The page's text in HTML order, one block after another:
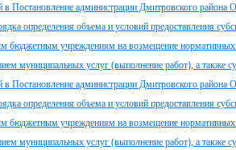
в Постановление администрации Дмитровского района
определения объема и условий предоставления
бюджетным учреждениям на возмещение нормативных
муниципальных услуг (выполнение работ), а также
в Постановление администрации Дмитровского района
определения объема и условий предоставления
бюджетным учреждениям на возмещение нормативных
муниципальных услуг (выполнение работ), а также